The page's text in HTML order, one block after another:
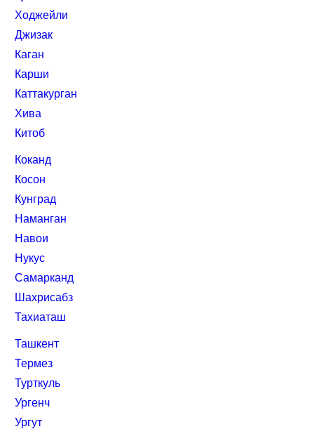
Ходжейли
Джизак
Каган
Карши
Каттакурган
Хива
Китоб
Коканд
Косон
Кунград
Наманган
Навои
Нукус
Самарканд
Шахрисабз
Тахиаташ
Ташкент
Термез
Турткуль
Ургенч
Ургут